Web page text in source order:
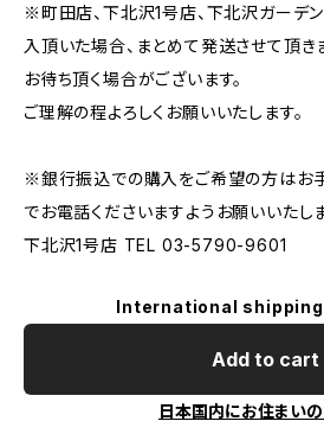
※町田店、下北沢1号店、下北沢ガーデ
入頂いた場合、まとめて発送させて頂き
お待ち頂く場合がございます。
ご理解の程よろしくお願いいたします。
※銀行振込での購入をご希望の方はお
でお電話くださいますようお願いいたしま
下北沢1号店 TEL 03-5790-9601
International
Add to cart
日本国内にお住まい